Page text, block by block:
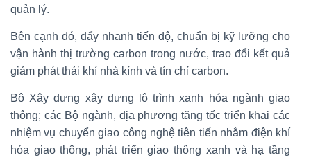
quản lý.
Bên cạnh đó, đẩy nhanh tiến độ, chuẩn bị kỹ lưỡng cho
vận hành thị trường carbon trong nước, trao đổi kết quả
giảm phát thải khí nhà kính và tín chỉ carbon.
Bộ Xây dựng xây dựng lộ trình xanh hóa ngành giao
thông; các Bộ ngành, địa phương tăng tốc triển khai các
nhiệm vụ chuyển giao công nghệ tiên tiến nhằm điện khí
hóa giao thông, phát triển giao thông xanh và hạ tầng